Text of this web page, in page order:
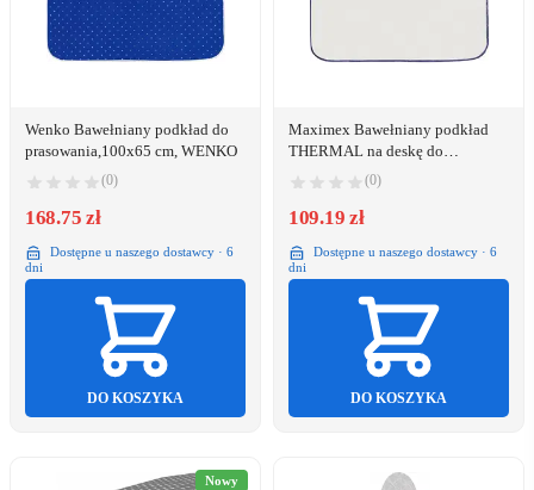
Wenko Bawełniany podkład do
prasowania,100x65 cm, WENKO
(0)
168.75 zł
Dostępne u naszego dostawcy · 6
dni
DO KOSZYKA
Maximex Bawełniany podkład
THERMAL na deskę do
prasowania,100x65
(0)
109.19 zł
Dostępne u naszego dostawcy · 6
dni
DO KOSZYKA
Nowy